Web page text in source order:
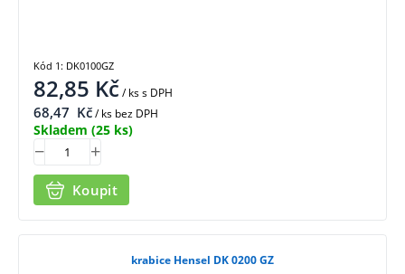
82,85 Kč/ kss DPH
68,47 Kč/ ks bez DPH
Skladem (25 ks)
Koupit
Kód 1: DK0100GZ
krabice Hensel DK 0200 GZ